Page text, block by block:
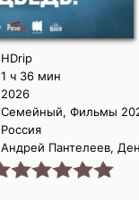
HDrip
1 ч 36 мин
2026
Семейный, Фильмы
Россия
Андрей Пантелеев,